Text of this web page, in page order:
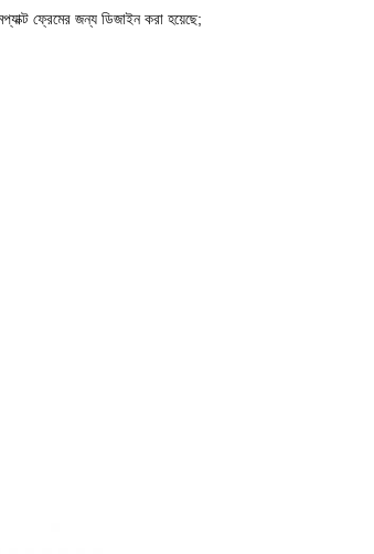
ফ্রেমের জন্য ডিজাইন করা হয়েছে;